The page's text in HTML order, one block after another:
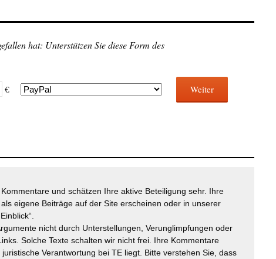
hat: Unterstützen Sie diese Form des
€ Weiter
und schätzen Ihre aktive Beteiligung sehr. Ihre
eigene Beiträge auf der Site erscheinen oder in unserer
nicht durch Unterstellungen, Verunglimpfungen oder
Solche Texte schalten wir nicht frei. Ihre Kommentare
Verantwortung bei TE liegt. Bitte verstehen Sie, dass